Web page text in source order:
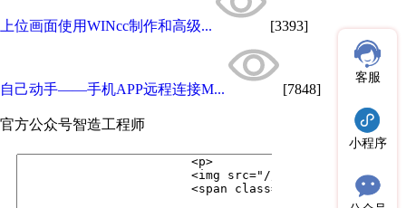
上位画面使用WINcc制作和高级... [3393]
自己动手——手机APP远程连接M... [7848]
官方公众号智造工程师
客服
小程序